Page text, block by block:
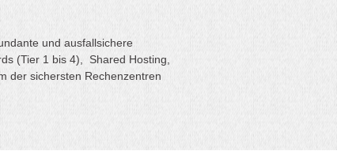
und ausfallsichere
(Tier 1 bis 4), Shared Hosting,
der sichersten Rechenzentren